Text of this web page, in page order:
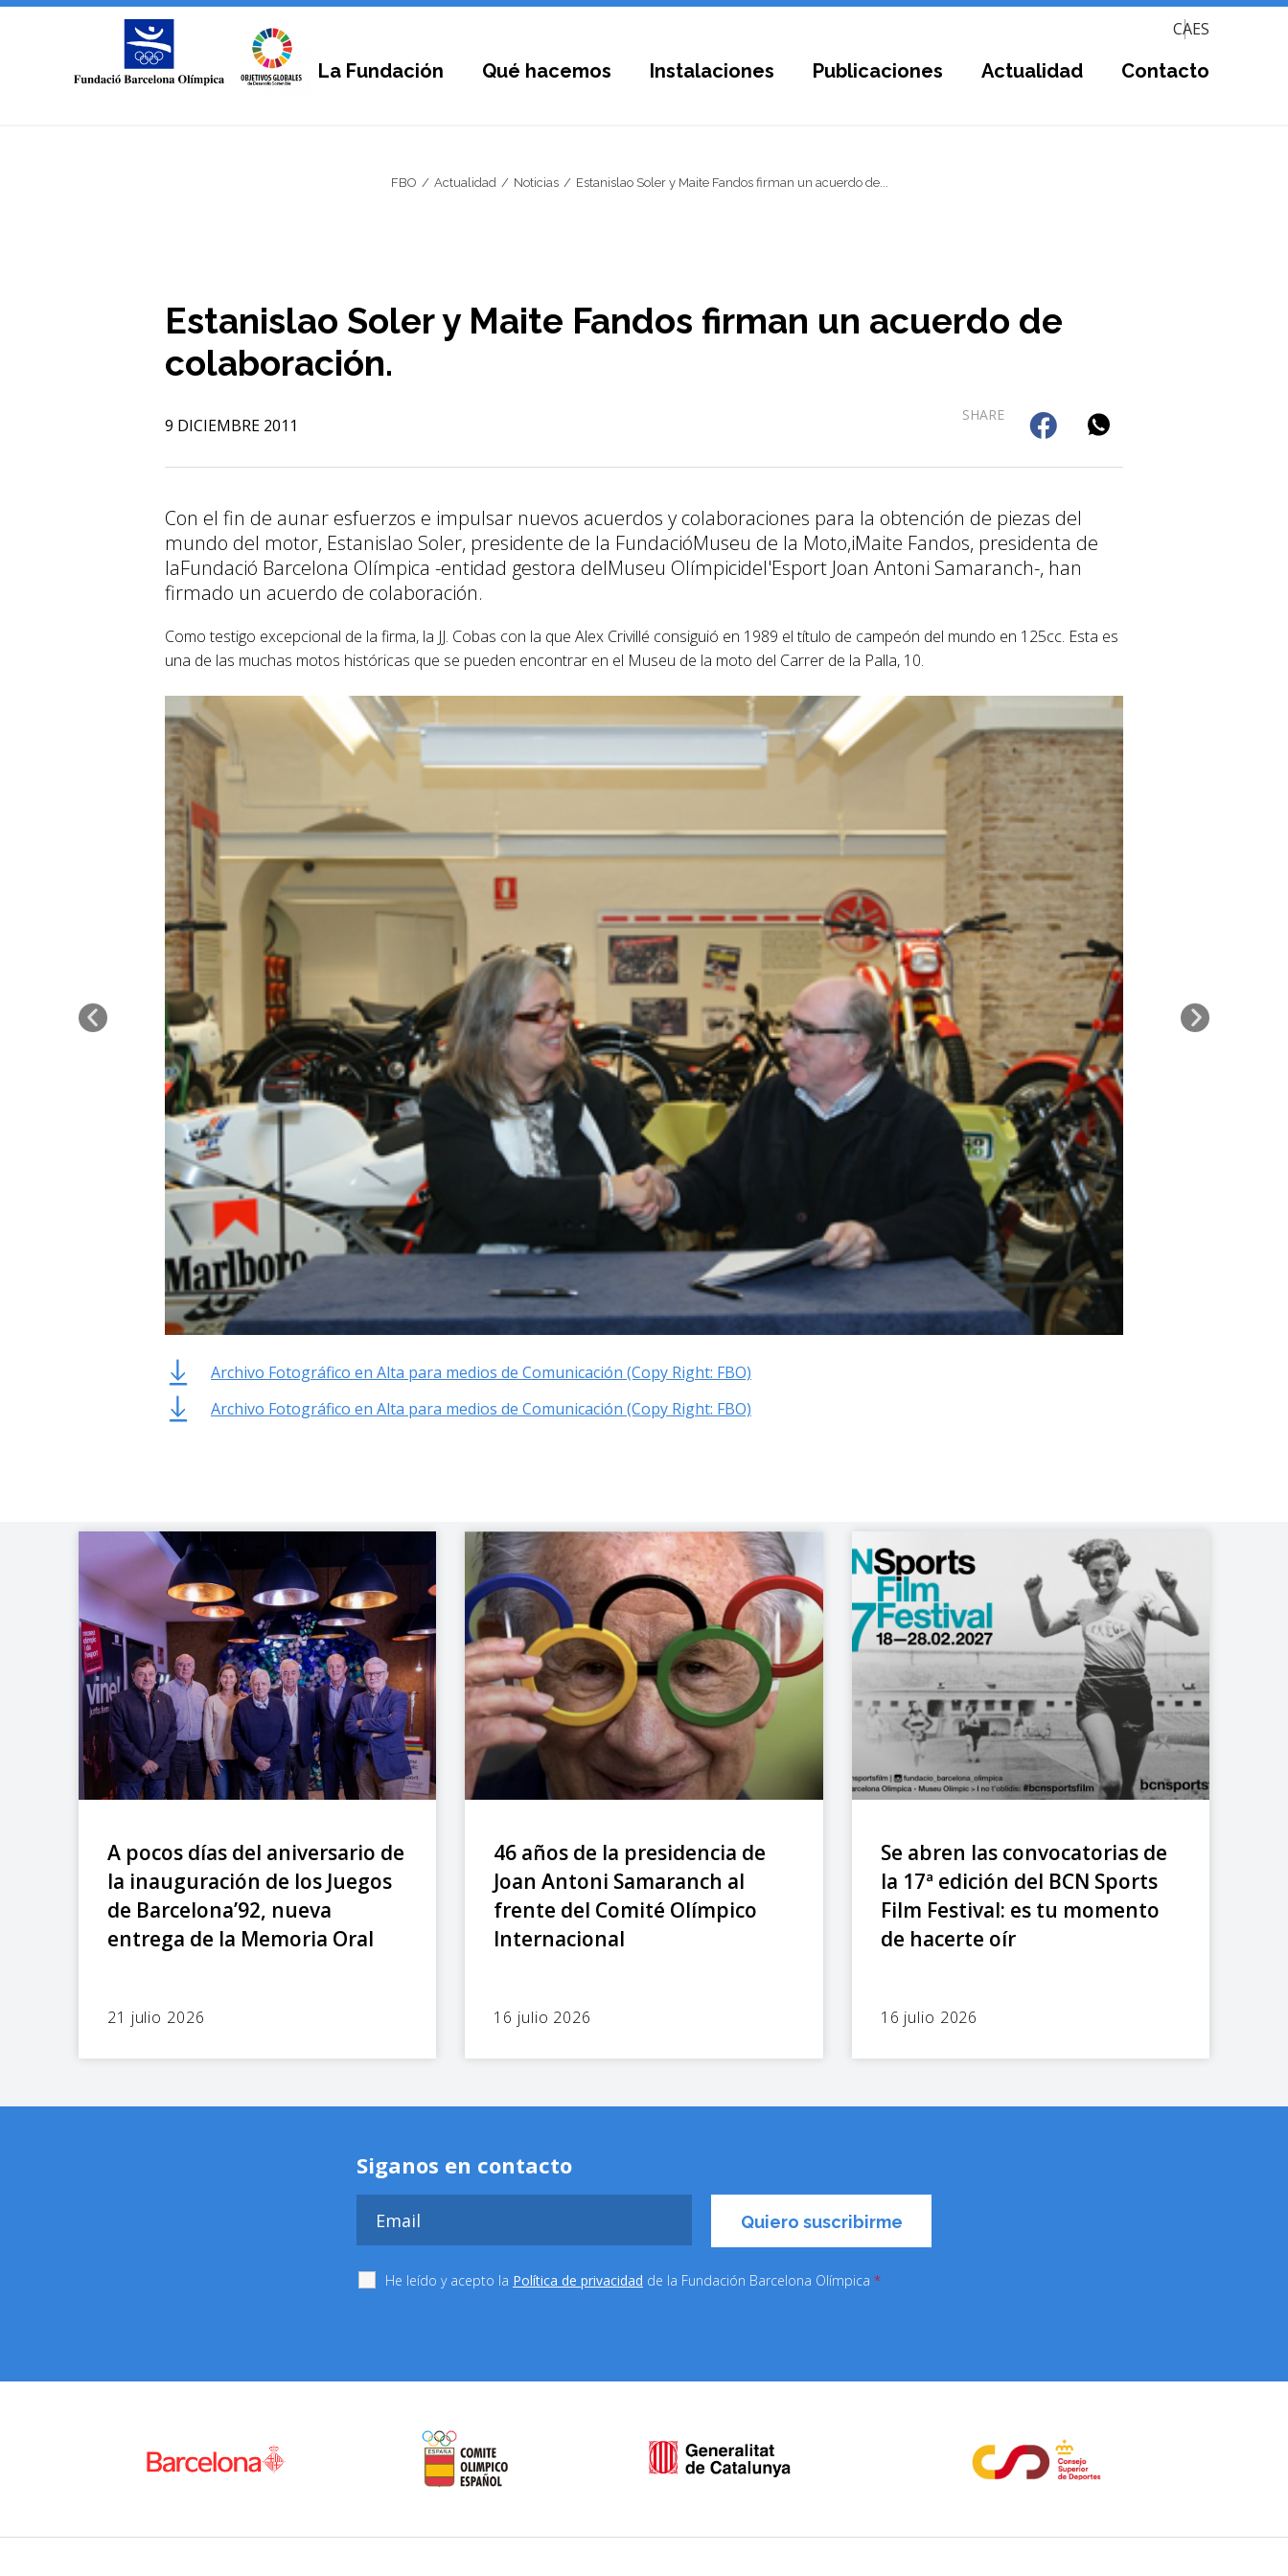
CAES
La Fundación Qué hacemos Instalaciones Publicaciones Actualidad Contacto
FBO Actualidad Noticias Estanislao Soler y Maite Fandos firman un acuerdo de...
Estanislao Soler y Maite Fandos firman un acuerdo de
colaboración.
9 DICIEMBRE 2011
SHARE
Con el fin de aunar esfuerzos e impulsar nuevos acuerdos y colaboraciones para la obtención de piezas del
mundo del motor, Estanislao Soler, presidente de la FundacióMuseu de la Moto,iMaite Fandos, presidenta de
laFundació Barcelona Olímpica -entidad gestora delMuseu Olímpicidel'Esport Joan Antoni Samaranch-, han
firmado un acuerdo de colaboración.
Como testigo excepcional de la firma, la JJ. Cobas con la que Alex Crivillé consiguió en 1989 el título de campeón del mundo en 125cc. Esta es
una de las muchas motos históricas que se pueden encontrar en el Museu de la moto del Carrer de la Palla, 10.
Archivo Fotográfico en Alta para medios de Comunicación (Copy Right: FBO)
Archivo Fotográfico en Alta para medios de Comunicación (Copy Right: FBO)
A pocos días del aniversario de
la inauguración de los Juegos
de Barcelona’92, nueva
entrega de la Memoria Oral
21 julio 2026
46 años de la presidencia de
Joan Antoni Samaranch al
frente del Comité Olímpico
Internacional
16 julio 2026
Se abren las convocatorias de
la 17ª edición del BCN Sports
Film Festival: es tu momento
de hacerte oír
16 julio 2026
Siganos en contacto
He leído y acepto la Política de privacidad de la Fundación Barcelona Olímpica *